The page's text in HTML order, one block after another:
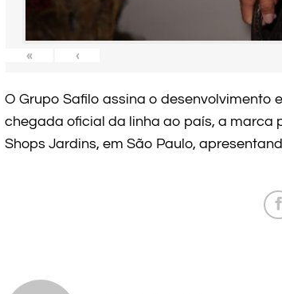
« ‹
O Grupo Safilo assina o desenvolvimento
chegada oficial da linha ao país, a marca
Shops Jardins, em São Paulo,